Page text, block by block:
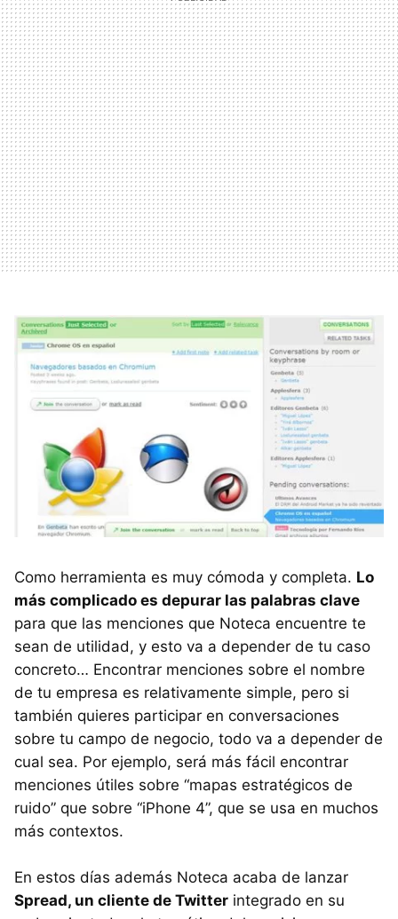
Como herramienta es muy cómoda y completa. Lo
más complicado es depurar las palabras clave
para que las menciones que Noteca encuentre te
sean de utilidad, y esto va a depender de tu caso
concreto… Encontrar menciones sobre el nombre
de tu empresa es relativamente simple, pero si
también quieres participar en conversaciones
sobre tu campo de negocio, todo va a depender de
cual sea. Por ejemplo, será más fácil encontrar
menciones útiles sobre “mapas estratégicos de
ruido” que sobre “iPhone 4”, que se usa en muchos
más contextos.
En estos días además Noteca acaba de lanzar
Spread, un cliente de Twitter integrado en su